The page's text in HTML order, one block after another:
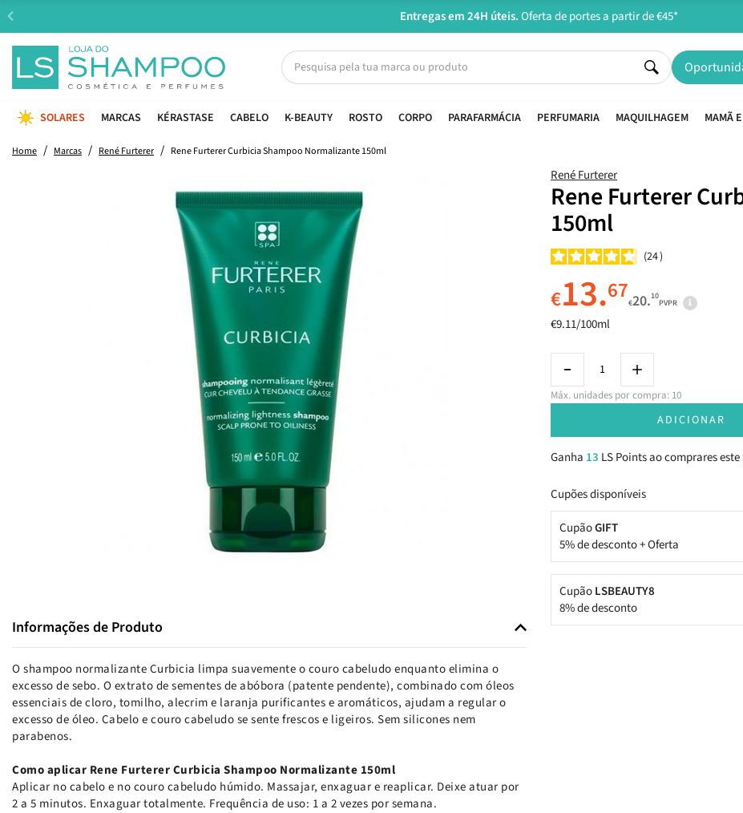
Entregas em 24H úteis.Oferta de portes a partir de €45*
SOLARES MARCAS KÉRASTASE CABELO K-BEAUTY ROSTO CORPO PARAFARMÁCIA PERFUMARIA MAQUILHAGEM MAMÃ
Home Marcas René Furterer Rene Furterer Curbicia Shampoo Normalizante 150ml
Informações de Produto
O shampoo normalizante Curbicia limpa suavemente o couro cabeludo enquanto elimina o
excesso de sebo. O extrato de sementes de abóbora (patente pendente), combinado com óleos
essenciais de cloro, tomilho, alecrim e laranja purificantes e aromáticos, ajudam a regular o
excesso de óleo. Cabelo e couro cabeludo se sente frescos e ligeiros. Sem silicones nem
parabenos.
Como aplicar Rene Furterer Curbicia Shampoo Normalizante 150ml
Aplicar no cabelo e no couro cabeludo húmido. Massajar, enxaguar e reaplicar. Deixe atuar por
2 a 5 minutos. Enxaguar totalmente. Frequência de uso: 1 a 2 vezes por semana.
René Furterer
Rene Furterer
150ml
24
€13.67€20.10
PVPR
€9.11/100ml
Máx. unidades por compra: 10
ADICIONAR
Ganha 13 LS Points ao comprares
Cupões disponíveis
CupãoGIFT
5% de desconto + Oferta
CupãoLSBEAUTY8
8% de desconto